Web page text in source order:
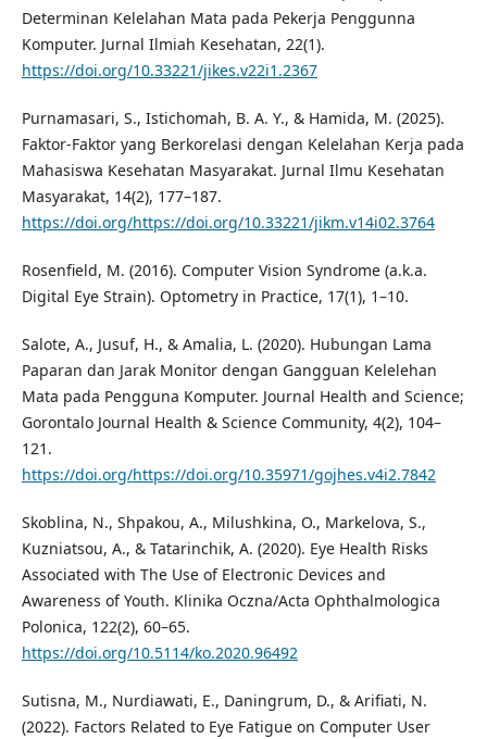
Determinan Kelelahan Mata pada Pekerja Penggunna
Komputer. Jurnal Ilmiah Kesehatan, 22(1).
https://doi.org/10.33221/jikes.v22i1.2367
Purnamasari, S., Istichomah, B. A. Y., & Hamida, M. (2025).
Faktor-Faktor yang Berkorelasi dengan Kelelahan Kerja pada
Mahasiswa Kesehatan Masyarakat. Jurnal Ilmu Kesehatan
Masyarakat, 14(2), 177–187.
https://doi.org/https://doi.org/10.33221/jikm.v14i02.3764
Rosenfield, M. (2016). Computer Vision Syndrome (a.k.a.
Digital Eye Strain). Optometry in Practice, 17(1), 1–10.
Salote, A., Jusuf, H., & Amalia, L. (2020). Hubungan Lama
Paparan dan Jarak Monitor dengan Gangguan Kelelehan
Mata pada Pengguna Komputer. Journal Health and Science;
Gorontalo Journal Health & Science Community, 4(2), 104–
121.
https://doi.org/https://doi.org/10.35971/gojhes.v4i2.7842
Skoblina, N., Shpakou, A., Milushkina, O., Markelova, S.,
Kuzniatsou, A., & Tatarinchik, A. (2020). Eye Health Risks
Associated with The Use of Electronic Devices and
Awareness of Youth. Klinika Oczna/Acta Ophthalmologica
Polonica, 122(2), 60–65.
https://doi.org/10.5114/ko.2020.96492
Sutisna, M., Nurdiawati, E., Daningrum, D., & Arifiati, N.
(2022). Factors Related to Eye Fatigue on Computer User